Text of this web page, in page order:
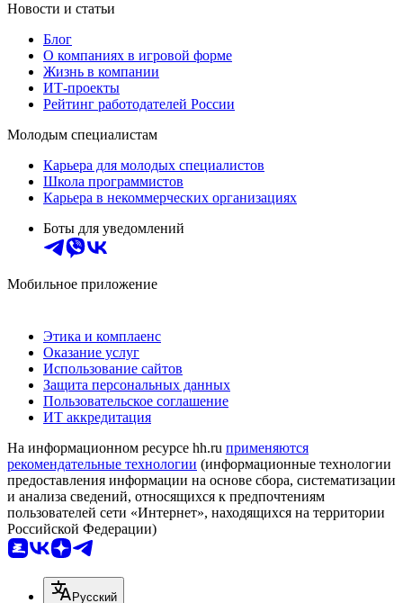
Новости и статьи
Блог
О компаниях в игровой форме
Жизнь в компании
ИТ-проекты
Рейтинг работодателей России
Молодым специалистам
Карьера для молодых специалистов
Школа программистов
Карьера в некоммерческих организациях
Боты для уведомлений
Мобильное приложение
Этика и комплаенс
Оказание услуг
Использование сайтов
Защита персональных данных
Пользовательское соглашение
ИТ аккредитация
На информационном ресурсе hh.ru применяются
рекомендательные технологии (информационные технологии
предоставления информации на основе сбора, систематизации
и анализа сведений, относящихся к предпочтениям
пользователей сети «Интернет», находящихся на территории
Российской Федерации)
Русский